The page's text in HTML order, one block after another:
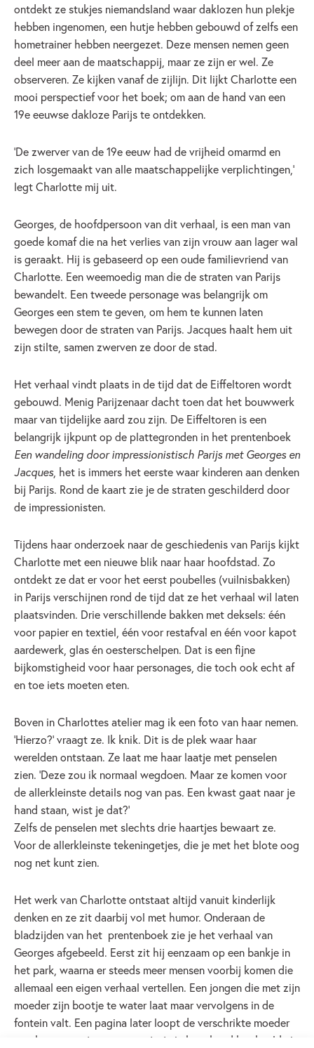
ontdekt ze stukjes niemandsland waar daklozen hun plekje
hebben ingenomen, een hutje hebben gebouwd of zelfs een
hometrainer hebben neergezet. Deze mensen nemen geen
deel meer aan de maatschappij, maar ze zijn er wel. Ze
observeren. Ze kijken vanaf de zijlijn. Dit lijkt Charlotte een
mooi perspectief voor het boek; om aan de hand van een
19e eeuwse dakloze Parijs te ontdekken.
‘De zwerver van de 19e eeuw had de vrijheid omarmd en
zich losgemaakt van alle maatschappelijke verplichtingen,’
legt Charlotte mij uit.
Georges, de hoofdpersoon van dit verhaal, is een man van
goede komaf die na het verlies van zijn vrouw aan lager wal
is geraakt. Hij is gebaseerd op een oude familievriend van
Charlotte. Een weemoedig man die de straten van Parijs
bewandelt. Een tweede personage was belangrijk om
Georges een stem te geven, om hem te kunnen laten
bewegen door de straten van Parijs. Jacques haalt hem uit
zijn stilte, samen zwerven ze door de stad.
Het verhaal vindt plaats in de tijd dat de Eiffeltoren wordt
gebouwd. Menig Parijzenaar dacht toen dat het bouwwerk
maar van tijdelijke aard zou zijn. De Eiffeltoren is een
belangrijk ijkpunt op de plattegronden in het prentenboek
Een wandeling door impressionistisch Parijs met Georges en
Jacques, het is immers het eerste waar kinderen aan denken
bij Parijs. Rond de kaart zie je de straten geschilderd door
de impressionisten.
Tijdens haar onderzoek naar de geschiedenis van Parijs kijkt
Charlotte met een nieuwe blik naar haar hoofdstad. Zo
ontdekt ze dat er voor het eerst poubelles (vuilnisbakken)
in Parijs verschijnen rond de tijd dat ze het verhaal wil laten
plaatsvinden. Drie verschillende bakken met deksels: één
voor papier en textiel, één voor restafval en één voor kapot
aardewerk, glas én oesterschelpen. Dat is een fijne
bijkomstigheid voor haar personages, die toch ook echt af
en toe iets moeten eten.
Boven in Charlottes atelier mag ik een foto van haar nemen.
‘Hierzo?’ vraagt ze. Ik knik. Dit is de plek waar haar
werelden ontstaan. Ze laat me haar laatje met penselen
zien. ‘Deze zou ik normaal wegdoen. Maar ze komen voor
de allerkleinste details nog van pas. Een kwast gaat naar je
hand staan, wist je dat?’
Zelfs de penselen met slechts drie haartjes bewaart ze.
Voor de allerkleinste tekeningetjes, die je met het blote oog
nog net kunt zien.
Het werk van Charlotte ontstaat altijd vanuit kinderlijk
denken en ze zit daarbij vol met humor. Onderaan de
bladzijden van het prentenboek zie je het verhaal van
Georges afgebeeld. Eerst zit hij eenzaam op een bankje in
het park, waarna er steeds meer mensen voorbij komen die
allemaal een eigen verhaal vertellen. Een jongen die met zijn
moeder zijn bootje te water laat maar vervolgens in de
fontein valt. Een pagina later loopt de verschrikte moeder
met haar zoontje en een nat jasje in haar hand het beeld uit.